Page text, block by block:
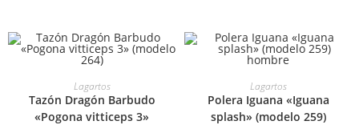
SELECCIONAR OPCIONES
Lagartos
Tazón Dragón Barbudo
«Pogona vitticeps 3»
SELECCIONAR OPCIONES
Lagartos
Polera Iguana «Iguana
splash» (modelo 259)